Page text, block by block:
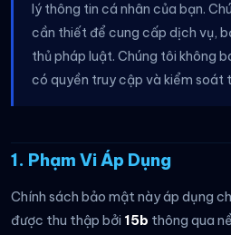
lý thông tin cá nhân của bạn.
cần thiết để cung cấp dịch vụ,
thủ pháp luật. Chúng tôi không
có quyền truy cập và kiểm soát
1. Phạm Vi Áp Dụng
Chính sách bảo mật này áp dụng
được thu thập bởi 15b thông qua